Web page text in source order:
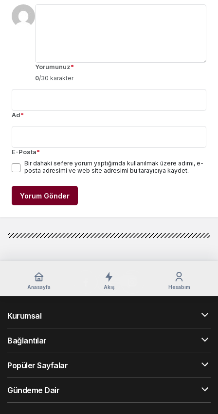
Yorumunuz*
0/30 karakter
Ad*
E-Posta*
Bir dahaki sefere yorum yaptığımda kullanılmak üzere adımı, e-
posta adresimi ve web site adresimi bu tarayıcıya kaydet.
Yorum Gönder
Anasayfa Akış Hesabım
Kurumsal
Bağlantılar
Popüler Sayfalar
Gündeme Dair